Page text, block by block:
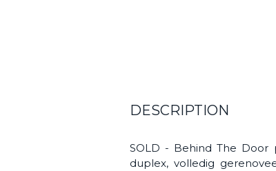
DESCRIPTION
SOLD - Behind The
duplex, volledig